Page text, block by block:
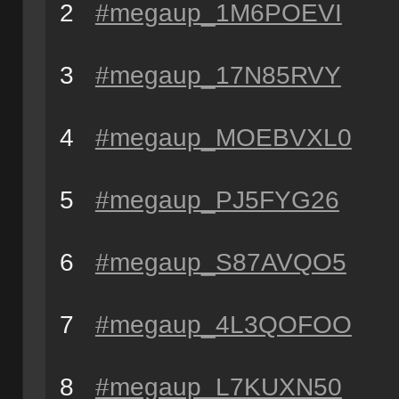
2 #megaup_1M6POEVI
3 #megaup_17N85RVY
4 #megaup_MOEBVXL0
5 #megaup_PJ5FYG26
6 #megaup_S87AVQO5
7 #megaup_4L3QOFOO
8 #megaup_L7KUXN50